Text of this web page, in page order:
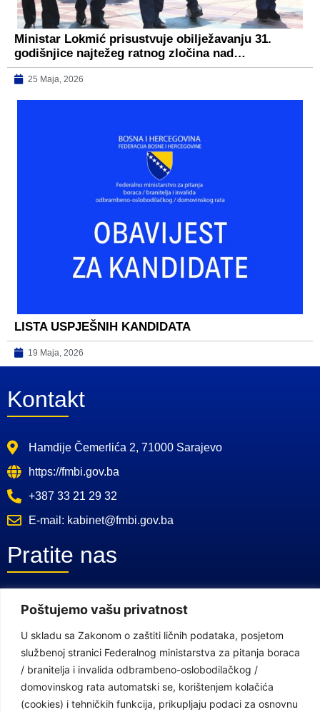
Poštujemo vašu privatnost
U skladu sa Zakonom o zaštiti ličnih podataka, posjetom
službenoj stranici Federalnog ministarstva za pitanja boraca
/ branitelja i invalida odbrambeno-oslobodilačkog /
domovinskog rata automatski se, korištenjem kolačića
(cookies) i tehničkih funkcija, prikupljaju podaci za osnovnu
Ministar Lokmić prisustvuje obilježavanju 31.
godišnjice najtežeg ratnog zločina nad…
25 Maja, 2026
LISTA USPJEŠNIH KANDIDATA
19 Maja, 2026
Kontakt
Hamdije Čemerlića 2, 71000 Sarajevo
https://fmbi.gov.ba
+387 33 21 29 32
E-mail: kabinet@fmbi.gov.ba
Pratite nas
Facebook Stranica
Linkovi